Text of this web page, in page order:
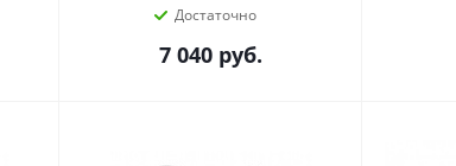
Достаточно
7 040 руб.